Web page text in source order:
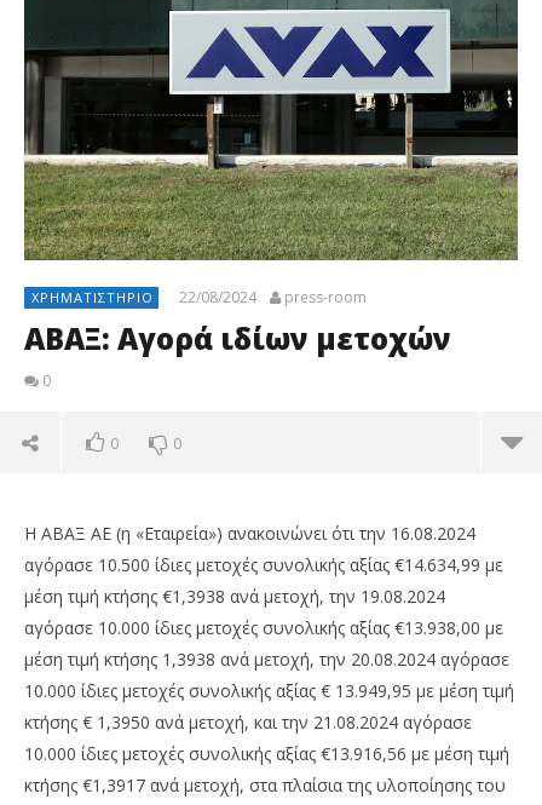
ΧΡΗΜΑΤΙΣΤΉΡΙΟ 22/08/2024 press-room
ΑΒΑΞ: Αγορά ιδίων μετοχών
0
0 0
Η ΑΒΑΞ ΑΕ (η «Εταιρεία») ανακοινώνει ότι την 16.08.2024
αγόρασε 10.500 ίδιες μετοχές συνολικής αξίας €14.634,99 με
μέση τιμή κτήσης €1,3938 ανά μετοχή, την 19.08.2024
αγόρασε 10.000 ίδιες μετοχές συνολικής αξίας €13.938,00 με
μέση τιμή κτήσης 1,3938 ανά μετοχή, την 20.08.2024 αγόρασε
10.000 ίδιες μετοχές συνολικής αξίας € 13.949,95 με μέση τιμή
κτήσης € 1,3950 ανά μετοχή, και την 21.08.2024 αγόρασε
10.000 ίδιες μετοχές συνολικής αξίας €13.916,56 με μέση τιμή
κτήσης €1,3917 ανά μετοχή, στα πλαίσια της υλοποίησης του